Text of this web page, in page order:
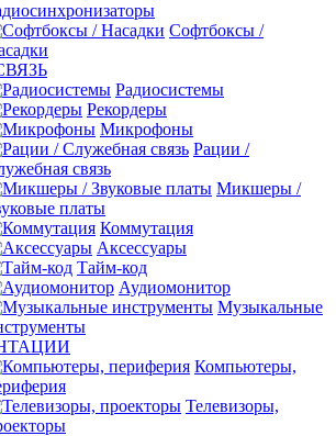
Софтбоксы /
Радиосистемы
Рекордеры
Микрофоны
Рации /
связь
Микшеры /
платы
Коммутация
Аксессуары
Тайм-код
Аудиомонитор
Музыкальные
Компьютеры,
Телевизоры,